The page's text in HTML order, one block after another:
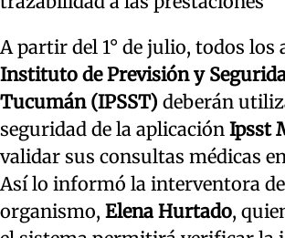
A partir del 1° de julio, todos los
Instituto de Previsión y
Tucumán (IPSST) deberán
seguridad de la aplicación Ipsst
validar sus consultas médicas
Así lo informó la interventora
organismo, Elena Hurtado,